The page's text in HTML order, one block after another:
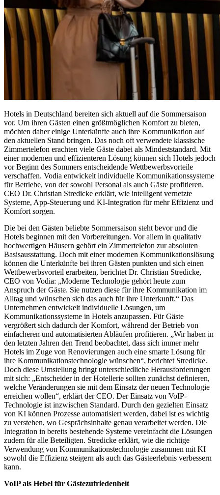
Hotels in Deutschland bereiten sich aktuell auf die Sommersaison
vor. Um ihren Gästen einen größtmöglichen Komfort zu bieten,
möchten daher einige Unterkünfte auch ihre Kommunikation auf
den aktuellen Stand bringen. Das noch oft verwendete klassische
Zimmertelefon erachten viele Gäste dabei als Mindeststandard. Mit
einer modernen und effizienteren Lösung können sich Hotels jedoch
vor Beginn des Sommers entscheidende Wettbewerbsvorteile
verschaffen. Vodia entwickelt individuelle Kommunikationssysteme
für Betriebe, von der sowohl Personal als auch Gäste profitieren.
CEO Dr. Christian Stredicke erklärt, wie intelligent vernetzte
Systeme, App-Steuerung und KI-Integration für mehr Effizienz und
Komfort sorgen.
Die bei den Gästen beliebte Sommersaison steht bevor und die
Hotels beginnen mit den Vorbereitungen. Vor allem in qualitativ
hochwertigen Häusern gehört ein Zimmertelefon zur absoluten
Basisausstattung. Doch mit einer modernen Kommunikationslösung
können die Unterkünfte bei ihren Gästen punkten und sich einen
Wettbewerbsvorteil erarbeiten, berichtet Dr. Christian Stredicke,
CEO von Vodia: „Moderne Technologie gehört heute zum
Anspruch der Gäste. Sie nutzen diese für ihre Kommunikation im
Alltag und wünschen sich das auch für ihre Unterkunft.“ Das
Unternehmen entwickelt individuelle Lösungen, um
Kommunikationssysteme in Hotels anzupassen. Für Gäste
vergrößert sich dadurch der Komfort, während der Betrieb von
einfacheren und automatisierten Abläufen profitieren. „Wir haben in
den letzten Jahren den Trend beobachtet, dass sich immer mehr
Hotels im Zuge von Renovierungen auch eine smarte Lösung für
ihre Kommunikationstechnologie wünschen“, berichtet Stredicke.
Doch diese Umstellung bringt unterschiedliche Herausforderungen
mit sich: „Entscheider in der Hotellerie sollten zunächst definieren,
welche Veränderungen sie mit dem Einsatz der neuen Technologie
erreichen wollen“, erklärt der CEO. Der Einsatz von VoIP-
Technologie ist inzwischen Standard. Durch den gezielten Einsatz
von KI können Prozesse automatisiert werden, dabei ist es wichtig
zu verstehen, wo Gesprächsinhalte genau verarbeitet werden. Die
Integration in bereits bestehende Systeme vereinfacht die Lösungen
zudem für alle Beteiligten. Stredicke erklärt, wie die richtige
Verwendung von Kommunikationstechnologie zusammen mit KI
sowohl die Effizienz steigern als auch das Gästeerlebnis verbessern
kann.
VoIP als Hebel für Gästezufriedenheit